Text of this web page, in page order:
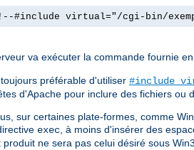
#include virtual="/cgi-bin/
va exécuter la commande fournie
préférable d'utiliser #include
d'Apache pour inclure des fichiers ou
sur certaines plate-formes, comme
exec, à moins d'insérer des
produit ne sera pas celui désiré sous